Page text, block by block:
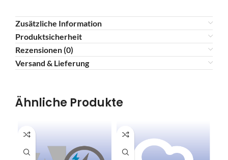
Zusätzliche Information
Produktsicherheit
Rezensionen (0)
Versand & Lieferung
Ähnliche Produkte